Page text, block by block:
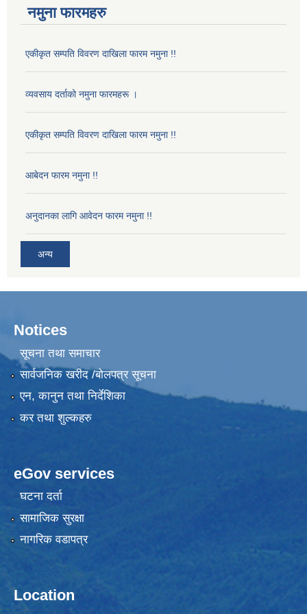
नमुना फारमहरु
एकीकृत सम्पति विवरण दाखिला फारम नमुना !!
व्यवसाय दर्ताको नमुना फारमहरू ।
एकीकृत सम्पति विवरण दाखिला फारम नमुना !!
आबेदन फारम नमुना !!
अनुदानका लागि आवेदन फारम नमुना !!
अन्य
Notices
सूचना तथा समाचार
सार्वजनिक खरीद /बोलपत्र सूचना
एन, कानुन तथा निर्देशिका
कर तथा शुल्कहरु
eGov services
घटना दर्ता
सामाजिक सुरक्षा
नागरिक वडापत्र
Location